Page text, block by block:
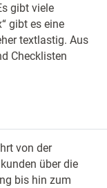
gibt viele
gibt es eine
textlastig. Aus
Checklisten
von der
über die
bis hin zum